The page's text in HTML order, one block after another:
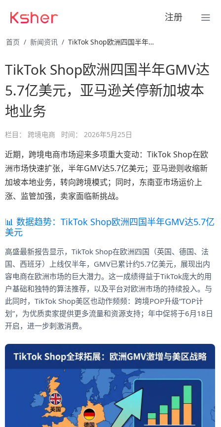
注册
首页 新闻资讯 TikTok Shop欧洲四国半年GMV达5.7亿美元，亚马 …
TikTok Shop欧洲四国半年GMV达
5.7亿美元，亚马逊关停新加坡本
地业务
栏目： 跨境电商 时间： 2026年5月25日
近期，跨境电商市场迎来多项重大变动：TikTok Shop在欧
洲市场快速扩张，半年GMV达5.7亿美元；亚马逊则收缩新
加坡本地业务，转向跨境模式；同时，东南亚市场运价上
涨、监管加强，卖家面临新挑战。
📊 数据趋势：TikTok Shop欧洲四国半年GMV达5.7亿
美元
高盛最新报告显示，TikTok Shop在欧洲四国（英国、德国、法
国、西班牙）上线仅半年，GMV已累计约5.7亿美元，展现出内
容电商在欧洲市场的巨大潜力。这一成绩得益于TikTok庞大的用
户基础和独特的算法推荐，以及平台对欧洲市场的持续投入。与
此同时，TikTok Shop美区也动作频频：跨境POP升级“TOP计
划”，为优质卖家提供更多流量和资源支持；年中促将于6月18日
开启，进一步刺激消费。